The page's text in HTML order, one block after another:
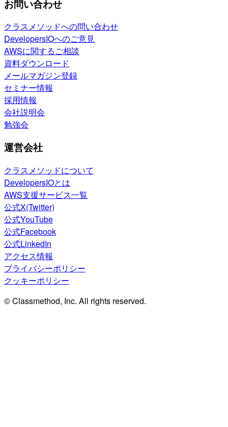
お問い合わせ
クラスメソッドへの問い合わせ
DevelopersIOへのご意見
AWSに関するご相談
資料ダウンロード
メールマガジン登録
セミナー情報
採用情報
会社説明会
勉強会
運営会社
クラスメソッドについて
DevelopersIOとは
AWS支援サービス一覧
公式X(Twitter)
公式YouTube
公式Facebook
公式LinkedIn
アクセス情報
プライバシーポリシー
クッキーポリシー
© Classmethod, Inc. All rights reserved.